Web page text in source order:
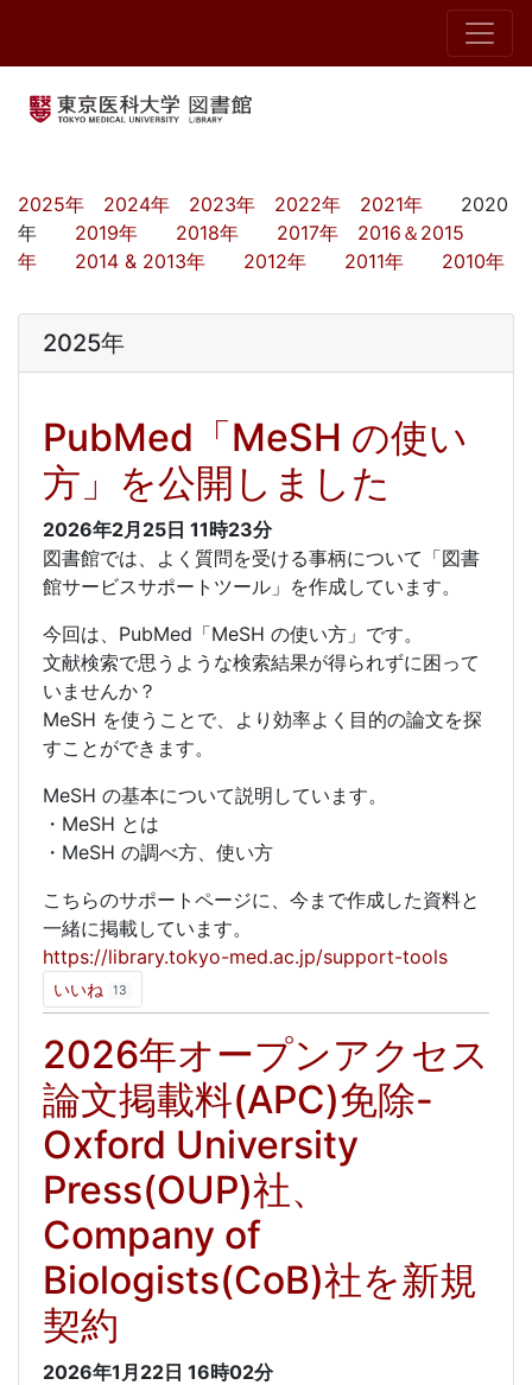
2025年 2024年 2023年 2022年 2021年 2020
年 2019年 2018年 2017年
2016＆2015
年
2014 & 2013年 2012年 2011年 2010年
2025年
PubMed「MeSH の使い
方」を公開しました
2026年2月25日 11時23分
図書館では、よく質問を受ける事柄について「図書
館サービスサポートツール」を作成しています。
今回は、PubMed「MeSH の使い方」です。
文献検索で思うような検索結果が得られずに困って
いませんか？
MeSH を使うことで、より効率よく目的の論文を探
すことができます。
MeSH の基本について説明しています。
・MeSH とは
・MeSH の調べ方、使い方
こちらのサポートページに、今まで作成した資料と
一緒に掲載しています。
https://library.tokyo-med.ac.jp/support-tools
いいね 13
2026年オープンアクセス
論文掲載料(APC)免除-
Oxford University
Press(OUP)社、
Company of
Biologists(CoB)社を新規
契約
2026年1月22日 16時02分